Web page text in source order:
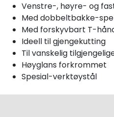
Venstre-, høyre- og
Med dobbeltbakke-
Med forskyvbart T-
Ideell til gjengekutting
Til vanskelig
Høyglans forkrommet
Spesial-verktøystål